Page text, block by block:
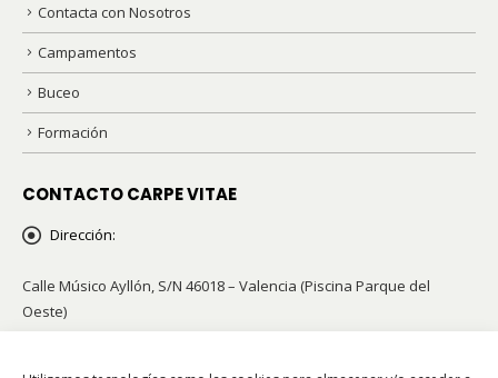
Contacta con Nosotros
Campamentos
Buceo
Formación
CONTACTO CARPE VITAE
Dirección:
Calle Músico Ayllón, S/N 46018 – Valencia (Piscina Parque del
Oeste)